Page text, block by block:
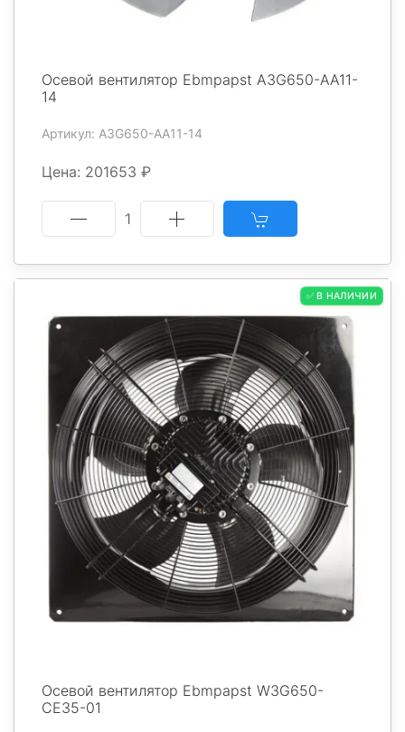
Осевой вентилятор Ebmpapst A3G650-AA11-
14
Артикул: A3G650-AA11-14
Цена: 201653 ₽
1
✅ В НАЛИЧИИ
Осевой вентилятор Ebmpapst W3G650-
CE35-01